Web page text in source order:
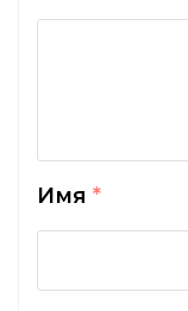
Имя *